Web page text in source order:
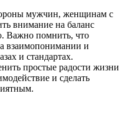
мужчин, женщинам с
внимание на баланс
Важно помнить, что
взаимопонимании и
и стандартах.
простые радости жизни
и сделать